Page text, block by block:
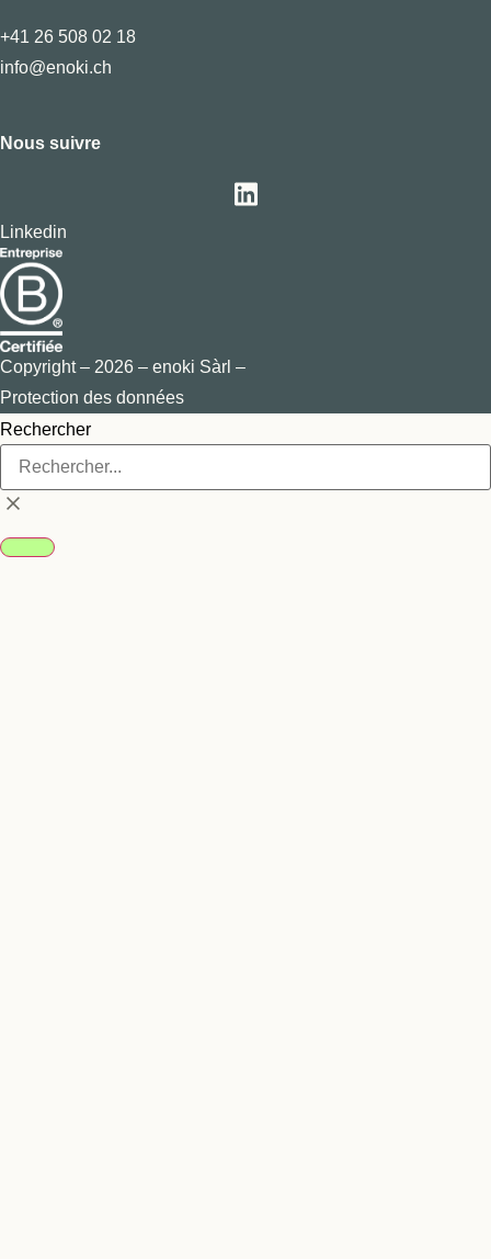
+41 26 508 02 18
info@enoki.ch
Nous suivre
Linkedin
Copyright – 2026 – enoki Sàrl –
Protection des données
Rechercher